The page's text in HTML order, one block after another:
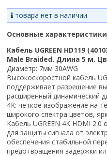
товара нет в наличии
Основные
Кабель UGREEN HD119
Male Braided. Длина 5 м.
Диаметр: 7мм 30AWG
Высокоскоростной кабель
поддерживает разрешение
расширенный динамический
4K: четкое изображение на
широкого спектра цветов,
Кабель UGREEN 4K HDMI
для защиты сигнала от
обеспечения стабильной
предотвращения задержки